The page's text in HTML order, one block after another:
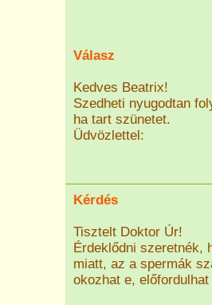
Válasz
Kedves Beatrix!
Szedheti nyugodtan
ha tart szünetet.
Üdvözlettel:
Kérdés
Tisztelt Doktor Úr!
Érdeklődni szeretnék,
miatt, az a spermák
okozhat e,